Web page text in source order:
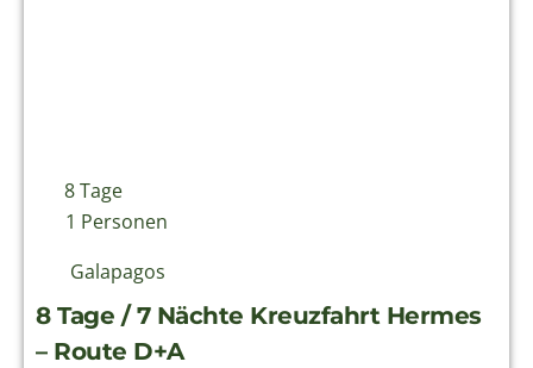
8 Tage
1 Personen
Galapagos
8 Tage / 7 Nächte Kreuzfahrt Hermes
– Route D+A